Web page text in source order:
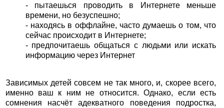
- пытаешься проводить в Интернете меньше
времени, но безуспешно;
- находясь в оффлайне, часто думаешь о том, что
сейчас происходит в Интернете;
- предпочитаешь общаться с людьми или искать
информацию через Интернет
Зависимых детей совсем не так много, и, скорее всего,
именно ваш к ним не относится. Однако, если есть
сомнения насчёт адекватного поведения подростка,